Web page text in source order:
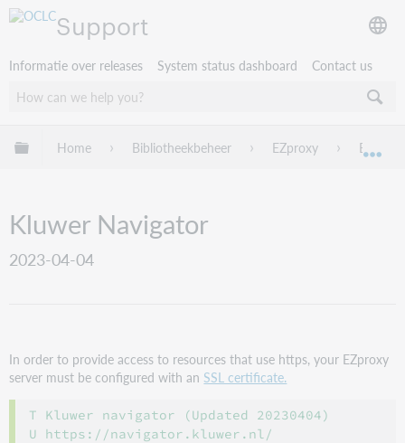
Support
Informatie over releases System status dashboard Contact us
Mondiale hiërarchie uitvouwen / samenvouwen
Home Bibliotheekbeheer EZproxy
Kluwer Navigator
2023-04-04
In order to provide access to resources that use https, your EZproxy
server must be configured with an SSL certificate.
T Kluwer navigator (Updated 20230404)
U https://navigator.kluwer.nl/